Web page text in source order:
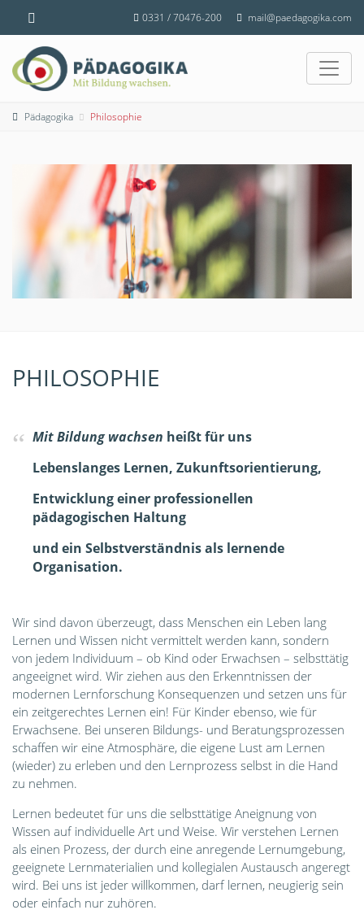
0331 / 70476-200 mail@paedagogika.com
Pädagogika Philosophie
PHILOSOPHIE
Mit Bildung wachsen heißt für uns
Lebenslanges Lernen, Zukunftsorientierung,
Entwicklung einer professionellen
pädagogischen Haltung
und ein Selbstverständnis als lernende
Organisation.
Wir sind davon überzeugt, dass Menschen ein Leben lang
Lernen und Wissen nicht vermittelt werden kann, sondern
von jedem Individuum – ob Kind oder Erwachsen – selbsttätig
angeeignet wird. Wir ziehen aus den Erkenntnissen der
modernen Lernforschung Konsequenzen und setzen uns für
ein zeitgerechtes Lernen ein! Für Kinder ebenso, wie für
Erwachsene. Bei unseren Bildungs- und Beratungsprozessen
schaffen wir eine Atmosphäre, die eigene Lust am Lernen
(wieder) zu erleben und den Lernprozess selbst in die Hand
zu nehmen.
Lernen bedeutet für uns die selbsttätige Aneignung von
Wissen auf individuelle Art und Weise. Wir verstehen Lernen
als einen Prozess, der durch eine anregende Lernumgebung,
geeignete Lernmaterialien und kollegialen Austausch angeregt
wird. Bei uns ist jeder willkommen, darf lernen, neugierig sein
oder einfach nur zuhören.